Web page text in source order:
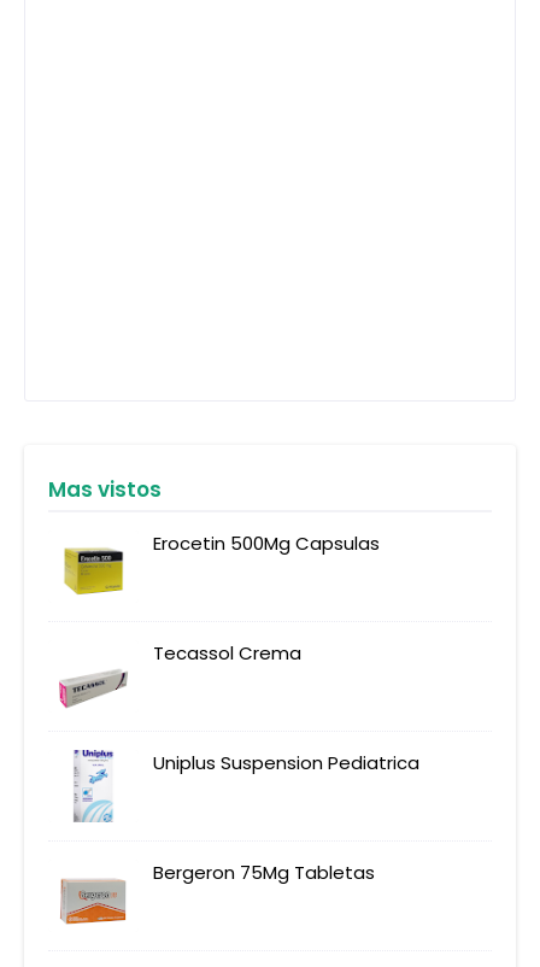
Mas vistos
Erocetin 500Mg Capsulas
Tecassol Crema
Uniplus Suspension Pediatrica
Bergeron 75Mg Tabletas